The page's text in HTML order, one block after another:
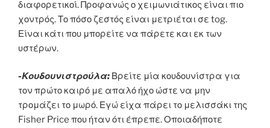
διαφορετικοί. Προφανώς ο χειμωνιάτικος είναι πιο
χοντρός. Το πόσο ζεστός είναι μετριέται σε tog.
Είναι κάτι που μπορείτε να πάρετε και εκ των
υστέρων.
-Κουδουνιστρούλα: Βρείτε μία κουδουνίστρα για
τον πρώτο καιρό με απαλό ήχο ώστε να μην
τρομάζει το μωρό. Εγώ είχα πάρει το μελισσάκι της
Fisher Price που ήταν ότι έπρεπε. Οποιαδήποτε